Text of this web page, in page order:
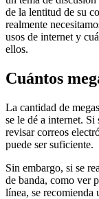
de la lentitud de su
realmente
usos de internet y
ellos.
Cuántos
La cantidad de
se le dé a internet.
revisar correos
puede ser suficiente.
Sin embargo, si se
de banda, como ver
línea, se recomienda